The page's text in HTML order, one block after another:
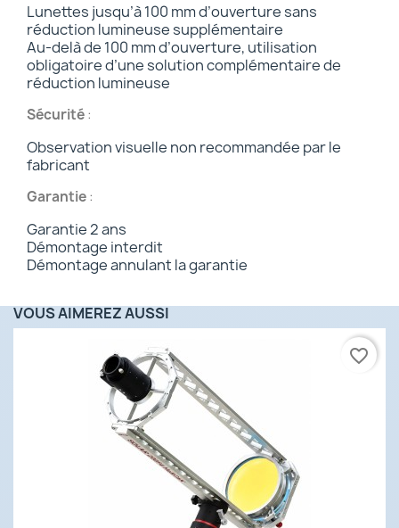
Lunettes jusqu’à 100 mm d’ouverture sans
réduction lumineuse supplémentaire
Au-delà de 100 mm d’ouverture, utilisation
obligatoire d’une solution complémentaire de
réduction lumineuse
Sécurité:
Observation visuelle non recommandée par le
fabricant
Garantie:
Garantie 2 ans
Démontage interdit
Démontage annulant la garantie
VOUS AIMEREZ AUSSI
favorite_border